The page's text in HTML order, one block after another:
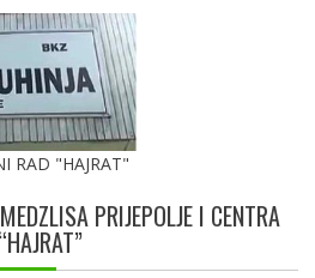
RAD "HAJRAT"
PRIJEPOLJE I CENTRA